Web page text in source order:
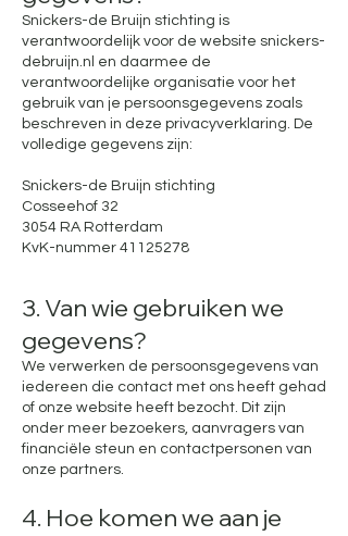
Snickers-de Bruijn stichting is
verantwoordelijk voor de website snickers-
debruijn.nl en daarmee de
verantwoordelijke organisatie voor het
gebruik van je persoonsgegevens zoals
beschreven in deze privacyverklaring. De
volledige gegevens zijn:
Snickers-de Bruijn stichting
Cosseehof 32
3054 RA Rotterdam
KvK-nummer 41125278
3. Van wie gebruiken we
gegevens?
We verwerken de persoonsgegevens van
iedereen die contact met ons heeft gehad
of onze website heeft bezocht. Dit zijn
onder meer bezoekers, aanvragers van
financiële steun en contactpersonen van
onze partners.
4. Hoe komen we aan je